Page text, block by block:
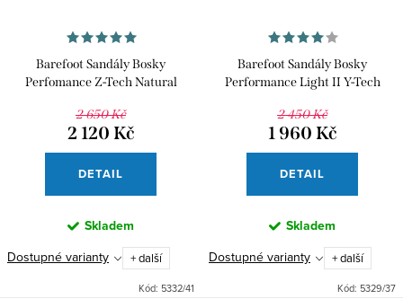
Barefoot Sandály Bosky
Perfomance Z-Tech Natural
2 650 Kč
2 120 Kč
DETAIL
Skladem
Dostupné varianty + další
Kód: 5332/41
Barefoot Sandály Bosky
Performance Light II Y-Tech
2 450 Kč
1 960 Kč
DETAIL
Skladem
Dostupné varianty + další
Kód: 5329/37